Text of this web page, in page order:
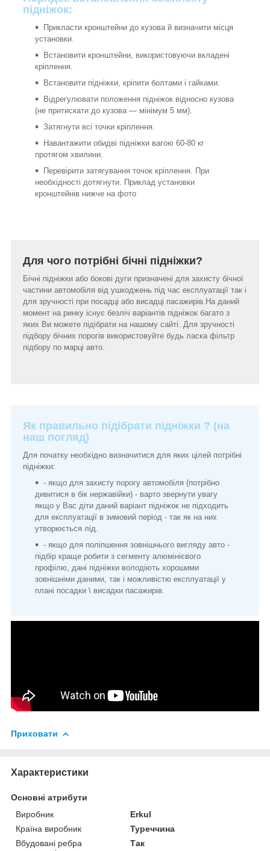
підніжок:
Прикласти кронштейни до кузова й визначити місця
установки.
Встановити кронштейни, використовуючи вкладені
кріплення.
Встановити підніжки, кріпити болтами і гайками.
Відрегулювати положення підніжок відносно кузова
(не притискати до кузова ― мінімум 5 мм).
Затягнути всі точки кріплення.
Навантажити обидві підніжки вагою 60-80 кг
протягом хвилини.
Перевірити затягування точок кріплення. При
необхідності дотягнути. Приклад установки
кронштейнів нижче на фото
Для чого потрібні бічні підніжки?
Бічні підніжки або бокові дуги призначені для захисту бічної
частини автомобіля від ушкоджень під час експлуатації так і
для зручності при посадці або висадці пасажирів.На даний
момент на ринку існує безліч варіантів підніжок багато з
яких Ви можете підібрати на нашому сайті. Для зручності
підбору бічних порогів використовуйте будь ласка фільтр
підбору по марці авто.
Як правильно підібрати підніжки ? (на
наш погляд)
Для початку необхідно визначитися для яких цілей потрібні
підніжки:
- якщо для захисту порогу автомобіля (потрібно
дивитися в бік нержавійки) - варто звернути увагу
якщо у Вас діти даний варіант підніжок не підходить
для експлуатації в зимовий період - так як на них
утворюється лід.
- якщо для поліпшення зовнішнього вигляду авто -
підбір краще робити з сегменту алюмінієвого
профілю, дані підніжки володіють хорошими
зовнішніми даними, так і можливістю експлуатації у
плані посадки \ висадки пасажирів.
Приховати
Характеристики
Основні атрибути
Виробник
Erkul
Країна виробник
Туреччина
Вбудовані ребра
Так